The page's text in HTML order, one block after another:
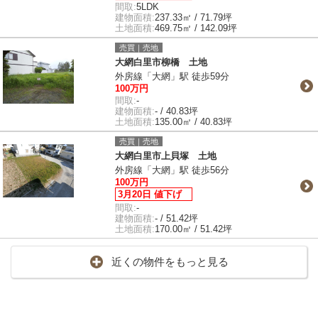
間取:5LDK
建物面積:237.33㎡ / 71.79坪
土地面積:469.75㎡ / 142.09坪
売買｜売地
大網白里市柳橋 土地
外房線「大網」駅 徒歩59分
100万円
間取:-
建物面積:- / 40.83坪
土地面積:135.00㎡ / 40.83坪
売買｜売地
大網白里市上貝塚 土地
外房線「大網」駅 徒歩56分
100万円
3月20日 値下げ
間取:-
建物面積:- / 51.42坪
土地面積:170.00㎡ / 51.42坪
近くの物件をもっと見る